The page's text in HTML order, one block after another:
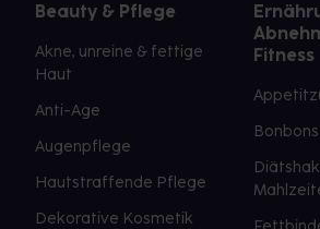
Beauty & Pflege
Akne, unreine & fettige
Haut
Anti-Age
Augenpflege
Hautstraffende Pflege
Dekorative Kosmetik
Fitness